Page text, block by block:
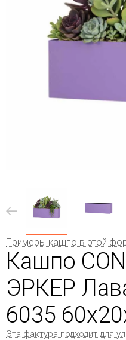
Примеры кашпо в этой
Кашпо
ЭРКЕР
6035
Эта фактура подходит для